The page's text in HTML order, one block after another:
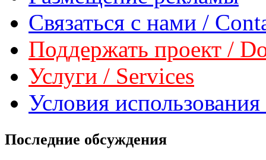
Связаться с нами /
Поддержать проект /
Услуги / Services
Условия
Последние обсуждения